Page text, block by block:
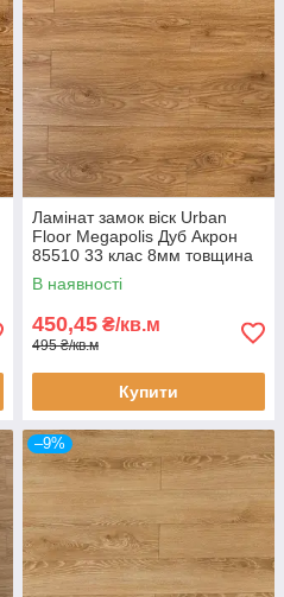
Ламінат замок віск Urban
Floor Megapolis Дуб Акрон
85510 33 клас 8мм товщина
вузька дошка з фаскою
покриття 3D
В наявності
450,45 ₴/кв.м
495 ₴/кв.м
Купити
–9%